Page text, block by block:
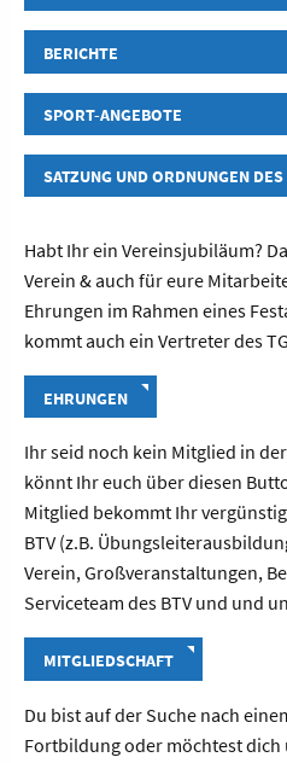
BERICHTE
SPORT-ANGEBOTE
SATZUNG UND ORDNUNGEN
Habt Ihr ein Vereinsjubiläum?
Verein & auch für eure
Ehrungen im Rahmen eines
kommt auch ein Vertreter des
EHRUNGEN
Ihr seid noch kein Mitglied in
könnt Ihr euch über diesen
Mitglied bekommt Ihr
BTV (z.B.
Verein, Großveranstaltungen,
Serviceteam des BTV und und
MITGLIEDSCHAFT
Du bist auf der Suche nach
Fortbildung oder möchtest